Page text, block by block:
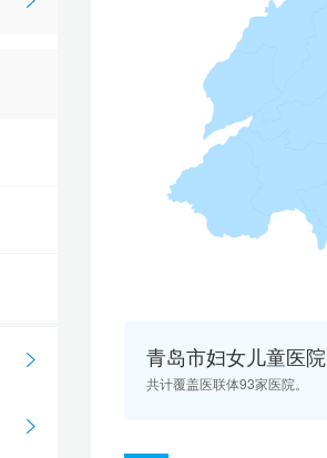
医院
青岛市妇女儿童医院
共计覆盖医联体93家医院。